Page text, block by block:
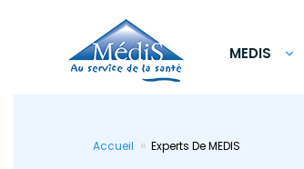
MEDIS
Accueil Experts De MEDIS